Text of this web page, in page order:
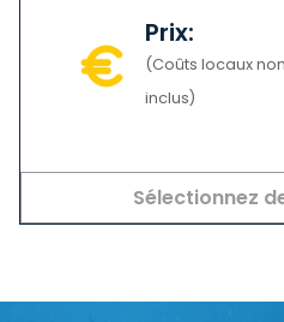
Prix:
(Coûts locaux non
inclus)
Sélectionnez